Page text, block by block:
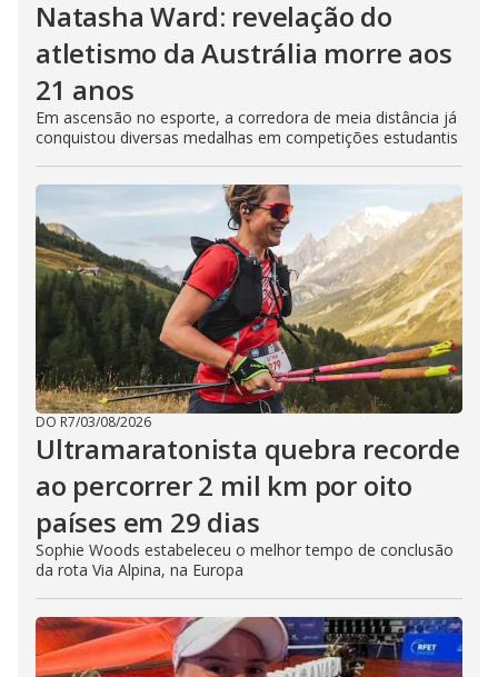
Natasha Ward: revelação do
atletismo da Austrália morre aos
21 anos
Em ascensão no esporte, a corredora de meia distância já
conquistou diversas medalhas em competições estudantis
DO R7/03/08/2026
Ultramaratonista quebra recorde
ao percorrer 2 mil km por oito
países em 29 dias
Sophie Woods estabeleceu o melhor tempo de conclusão
da rota Via Alpina, na Europa